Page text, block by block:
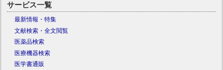
サービス一覧
最新情報・特集
文献検索・全文閲覧
医薬品検索
医療機器検索
医学書通販